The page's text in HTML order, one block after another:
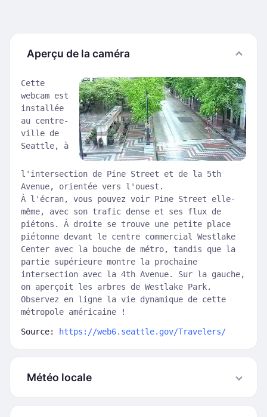
Aperçu de la caméra
Cette
webcam est
installée
au centre-
ville de
Seattle, à
l'intersection de Pine Street et de la 5th
Avenue, orientée vers l'ouest.
À l'écran, vous pouvez voir Pine Street elle-
même, avec son trafic dense et ses flux de
piétons. À droite se trouve une petite place
piétonne devant le centre commercial Westlake
Center avec la bouche de métro, tandis que la
partie supérieure montre la prochaine
intersection avec la 4th Avenue. Sur la gauche,
on aperçoit les arbres de Westlake Park.
Observez en ligne la vie dynamique de cette
métropole américaine !
Source: https://web6.seattle.gov/Travelers/
Météo locale